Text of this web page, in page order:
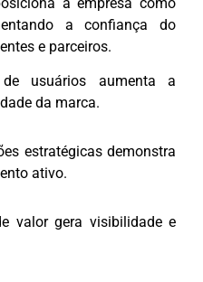
a confiança do
e parceiros.
de usuários aumenta a
da marca.
estratégicas demonstra
ativo.
valor gera visibilidade e